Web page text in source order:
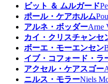
ビット ＆ ムルガード
ポール・ケアホルム
アルネ・ボッダーArne
カイ・クリスチャンセ
ボーエ・モーエンセン
イブ・コフォード・ラ
アクセル・ケアスゴー
ニルス・モラーNiels